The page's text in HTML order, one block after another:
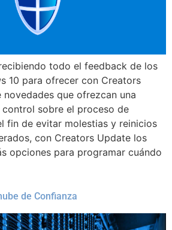
todo el feedback de los
10 para ofrecer con Creators
novedades que ofrezcan una
sobre el proceso de
fin de evitar molestias y reinicios
con Creators Update los
opciones para programar cuándo
de Confianza